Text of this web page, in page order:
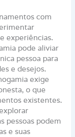
com
experiências.
pode aliviar
pessoa para
e desejos.
exige
o que
existentes.
pessoas podem
e suas